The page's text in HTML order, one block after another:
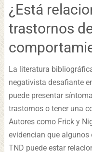
¿Está
trastornos
La literatura
negativista desafiante
puede presentar
trastornos o tener una
Autores como Frick y
evidencian que algunos
TND puede estar